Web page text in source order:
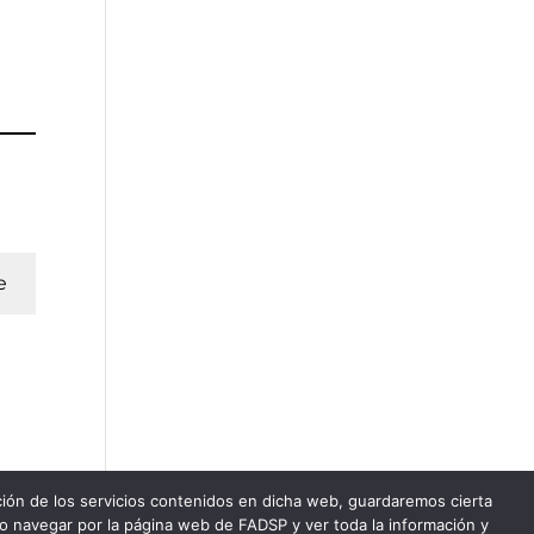
de los servicios contenidos en dicha web, guardaremos cierta
por la página web de FADSP y ver toda la información y